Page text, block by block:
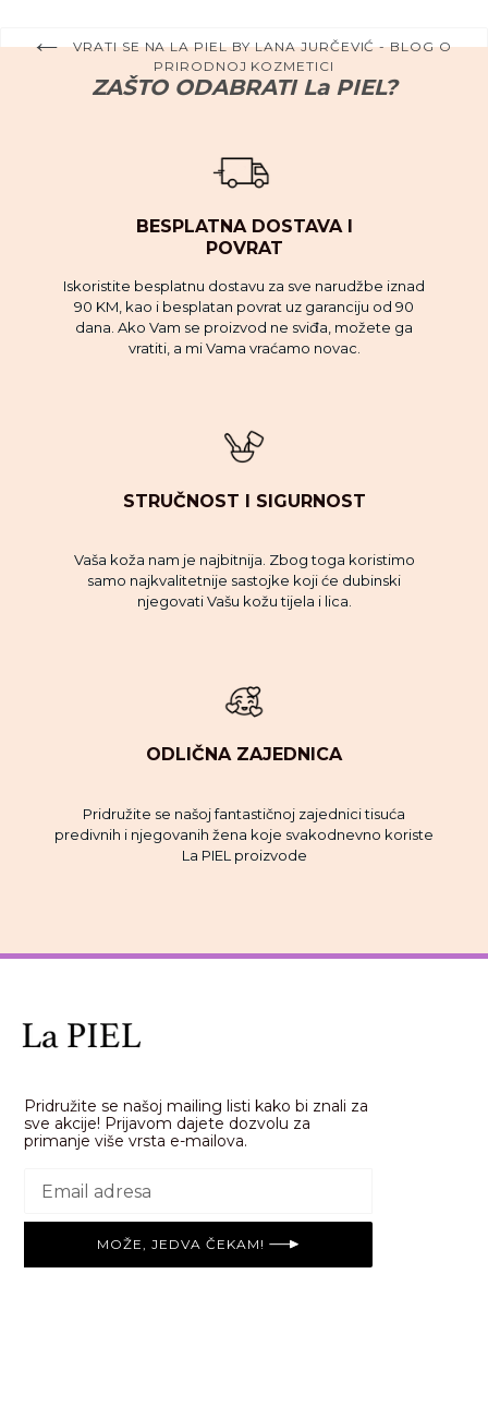
VRATI SE NA LA PIEL BY LANA JURČEVIĆ - BLOG O
PRIRODNOJ KOZMETICI
ZAŠTO ODABRATI La PIEL?
BESPLATNA DOSTAVA I
POVRAT
Iskoristite besplatnu dostavu za sve narudžbe iznad
90 KM, kao i besplatan povrat uz garanciju od 90
dana. Ako Vam se proizvod ne sviđa, možete ga
vratiti, a mi Vama vraćamo novac.
STRUČNOST I SIGURNOST
Vaša koža nam je najbitnija. Zbog toga koristimo
samo najkvalitetnije sastojke koji će dubinski
njegovati Vašu kožu tijela i lica.
ODLIČNA ZAJEDNICA
Pridružite se našoj fantastičnoj zajednici tisuća
predivnih i njegovanih žena koje svakodnevno koriste
La PIEL proizvode
Pridružite se našoj mailing listi kako bi znali za
sve akcije! Prijavom dajete dozvolu za
primanje više vrsta e-mailova.
MOŽE, JEDVA ČEKAM!